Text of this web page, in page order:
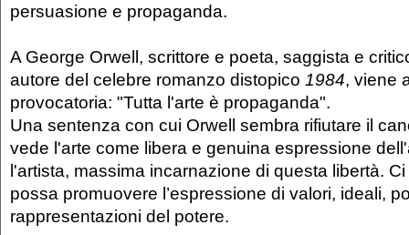
persuasione e propaganda.
A George Orwell, scrittore e poeta, saggista e
autore del celebre romanzo distopico 1984, viene
provocatoria: "Tutta l'arte è propaganda".
Una sentenza con cui Orwell sembra rifiutare il
vede l'arte come libera e genuina espressione
l'artista, massima incarnazione di questa libertà.
possa promuovere l’espressione di valori, ideali,
rappresentazioni del potere.